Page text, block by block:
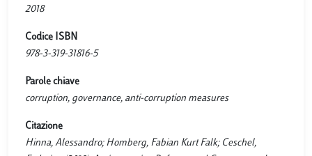
2018
Codice ISBN
978-3-319-31816-5
Parole chiave
corruption, governance, anti-corruption measures
Citazione
Hinna, Alessandro; Homberg, Fabian Kurt Falk; Ceschel,